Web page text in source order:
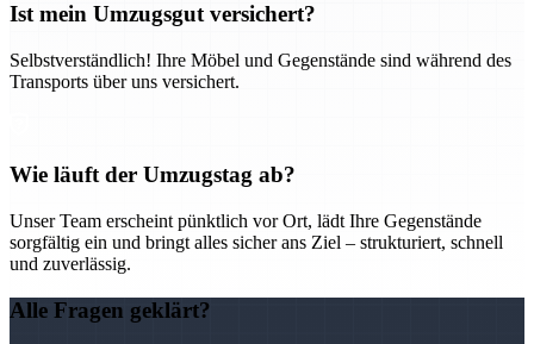
Ist mein Umzugsgut versichert?
Selbstverständlich! Ihre Möbel und Gegenstände sind während des
Transports über uns versichert.
Wie läuft der Umzugstag ab?
Unser Team erscheint pünktlich vor Ort, lädt Ihre Gegenstände
sorgfältig ein und bringt alles sicher ans Ziel – strukturiert, schnell
und zuverlässig.
Alle Fragen geklärt?